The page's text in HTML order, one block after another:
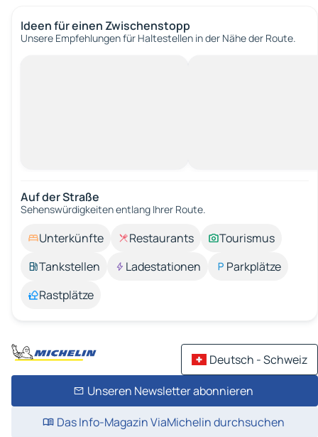
Ideen für einen Zwischenstopp
Unsere Empfehlungen für Haltestellen in der Nähe der Route.
Auf der Straße
Sehenswürdigkeiten entlang Ihrer Route.
Unterkünfte Restaurants
Tourismus
Tankstellen
Ladestationen
Parkplätze
Rastplätze
Deutsch - Schweiz
Unseren Newsletter abonnieren
Das Info-Magazin ViaMichelin durchsuchen